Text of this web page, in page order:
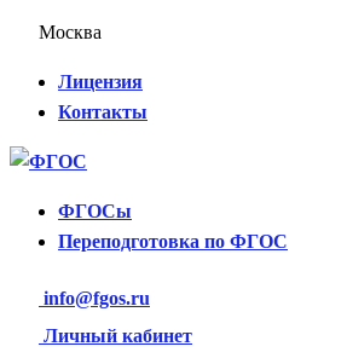
Москва
Лицензия
Контакты
ФГОСы
Переподготовка по ФГОС
info@fgos.ru
Личный кабинет